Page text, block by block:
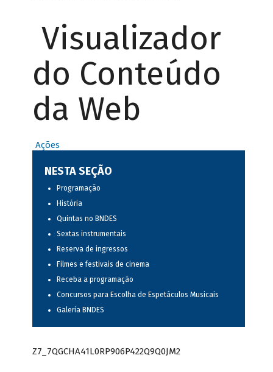
Visualizador
do Conteúdo
da Web
Ações
NESTA SEÇÃO
Programação
História
Quintas no BNDES
Sextas instrumentais
Reserva de ingressos
Filmes e festivais de cinema
Receba a programação
Concursos para Escolha de Espetáculos Musicais
Galeria BNDES
Z7_7QGCHA41L0RP906P422Q9Q0JM2